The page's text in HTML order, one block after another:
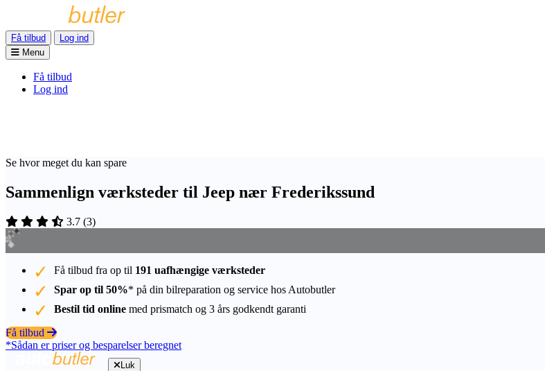
Få tilbud
Log ind
Menu
Få tilbud
Log ind
Se hvor meget du kan spare
Sammenlign værksteder til Jeep nær Frederikssund
3.7 (3)
Få tilbud fra op til 191 uafhængige værksteder
Spar op til 50%* på din bilreparation og service hos Autobutler
Bestil tid online med prismatch og 3 års godkendt garanti
Få tilbud
*Sådan er priser og besparelser beregnet
Luk